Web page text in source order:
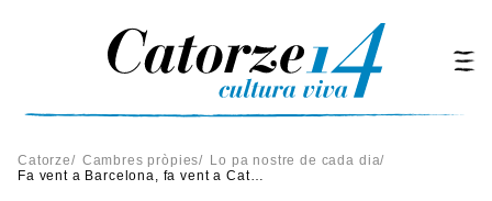
Catorze/ Cambres pròpies/ Lo pa nostre de cada dia/
Fa vent a Barcelona, fa vent a Catalunya